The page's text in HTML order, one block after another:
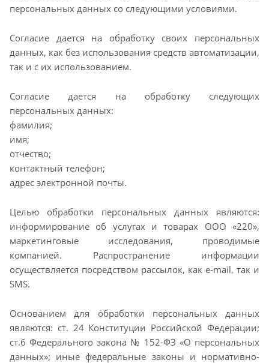
персональных данных со следующими условиями.
Согласие дается на обработку своих персональных
данных, как без использования средств автоматизации,
так и с их использованием.
Согласие дается на обработку следующих
персональных данных:
фамилия;
имя;
отчество;
контактный телефон;
адрес электронной почты.
Целью обработки персональных данных являются:
информирование об услугах и товарах ООО «220»,
маркетинговые исследования, проводимые
компанией. Распространение информации
осуществляется посредством рассылок, как e-mail, так и
SMS.
Основанием для обработки персональных данных
являются: ст. 24 Конституции Российской Федерации;
ст.6 Федерального закона № 152-ФЗ «О персональных
данных»; иные федеральные законы и нормативно-